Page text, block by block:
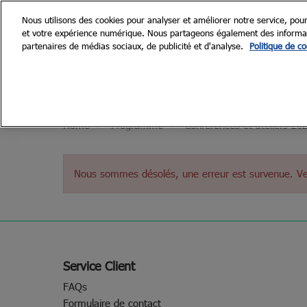
au
contenu
28 et 29
Galerie
Home Programme Conférences et ateliers
Nous sommes désolés, une erreur est survenue.
Service Client
FAQs
Formulaire de contact
Nous utilisons des cookies pour analyser et améliorer notre service,
et votre expérience numérique. Nous partageons également des
partenaires de médias sociaux, de publicité et d'analyse.
Politique de